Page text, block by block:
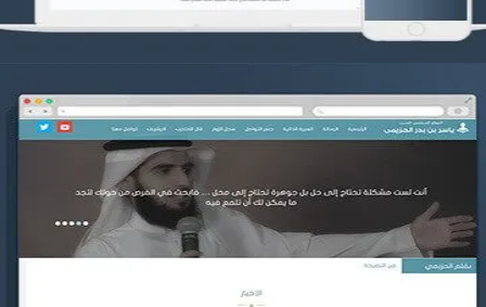
موقع ياسر بن بدر الحزيمي
التفاصيل